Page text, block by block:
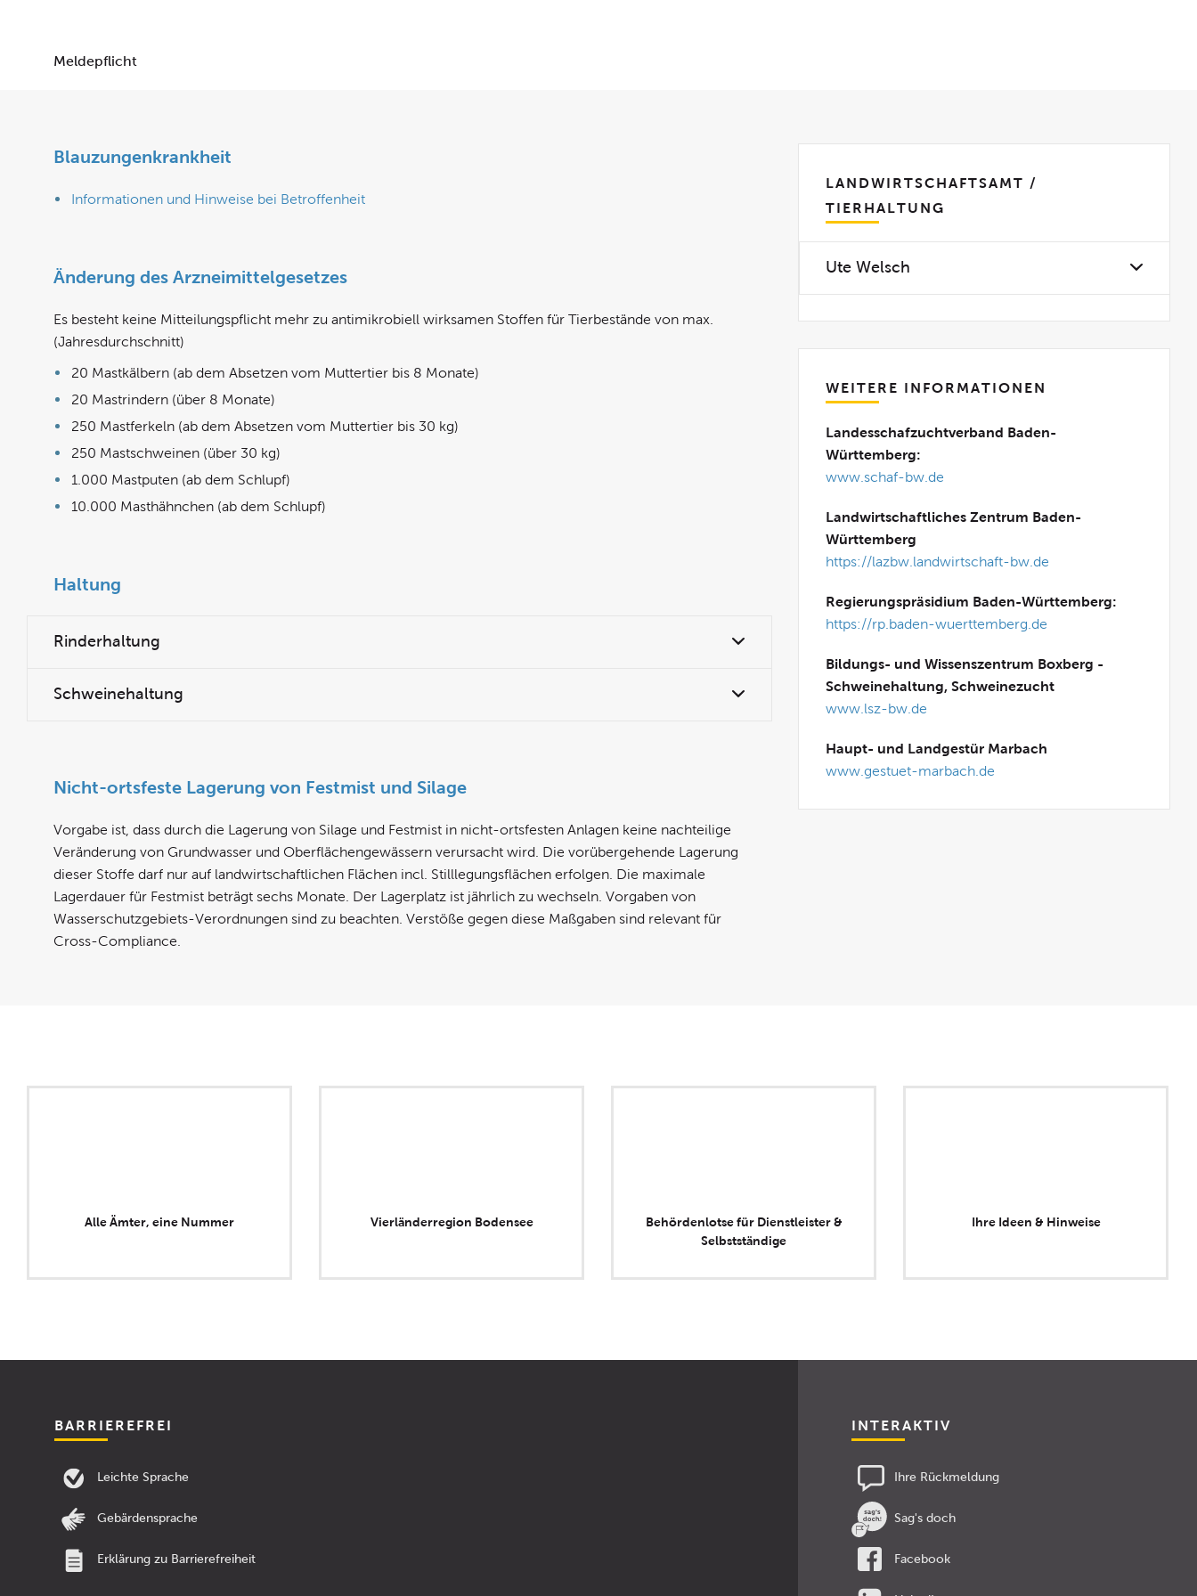
Meldepflicht
Blauzungenkrankheit
Informationen und Hinweise bei Betroffenheit
Änderung des Arzneimittelgesetzes
Es besteht keine Mitteilungspflicht mehr zu antimikrobiell wirksamen Stoffen für Tierbestände von max.
(Jahresdurchschnitt)
20 Mastkälbern (ab dem Absetzen vom Muttertier bis 8 Monate)
20 Mastrindern (über 8 Monate)
250 Mastferkeln (ab dem Absetzen vom Muttertier bis 30 kg)
250 Mastschweinen (über 30 kg)
1.000 Mastputen (ab dem Schlupf)
10.000 Masthähnchen (ab dem Schlupf)
Haltung
Rinderhaltung
Schweinehaltung
Nicht-ortsfeste Lagerung von Festmist und Silage
Vorgabe ist, dass durch die Lagerung von Silage und Festmist in nicht-ortsfesten Anlagen keine nachteilige
Veränderung von Grundwasser und Oberflächengewässern verursacht wird. Die vorübergehende Lagerung
dieser Stoffe darf nur auf landwirtschaftlichen Flächen incl. Stilllegungsflächen erfolgen. Die maximale
Lagerdauer für Festmist beträgt sechs Monate. Der Lagerplatz ist jährlich zu wechseln. Vorgaben von
Wasserschutzgebiets-Verordnungen sind zu beachten. Verstöße gegen diese Maßgaben sind relevant für
Cross-Compliance.
LANDWIRTSCHAFTSAMT /
TIERHALTUNG
Ute Welsch
WEITERE INFORMATIONEN
Landesschafzuchtverband Baden-
Württemberg:
www.schaf-bw.de
Landwirtschaftliches Zentrum Baden-
Württemberg
https://lazbw.landwirtschaft-bw.de
Regierungspräsidium Baden-Württemberg:
https://rp.baden-wuerttemberg.de
Bildungs- und Wissenszentrum Boxberg -
Schweinehaltung, Schweinezucht
www.lsz-bw.de
Haupt- und Landgestür Marbach
www.gestuet-marbach.de
Alle Ämter, eine Nummer Vierländerregion Bodensee
Behördenlotse für Dienstleister &
Selbstständige
Ihre Ideen & Hinweise
BARRIEREFREI
Leichte Sprache
Gebärdensprache
Erklärung zu Barrierefreiheit
INTERAKTIV
Ihre Rückmeldung
Sag's doch
Facebook